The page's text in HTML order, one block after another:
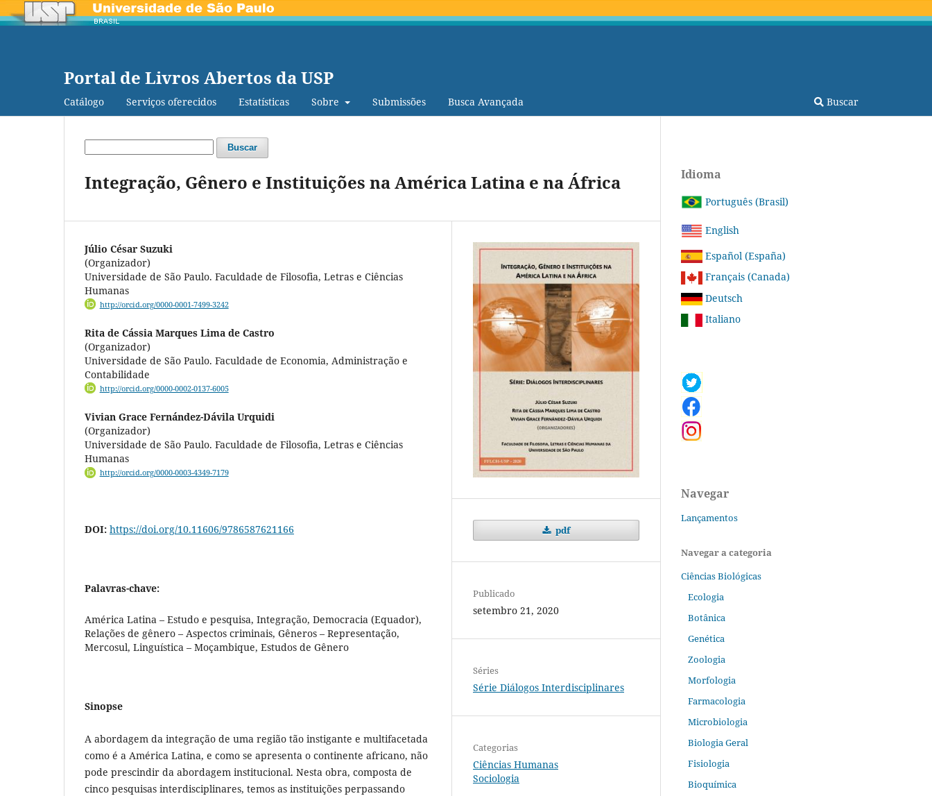
Portal de Livros Abertos da USP
Catálogo Serviços oferecidos Estatísticas Sobre Submissões Busca Avançada Buscar
Buscar
Integração, Gênero e Instituições na América Latina e na África
Júlio César Suzuki
(Organizador)
Universidade de São Paulo. Faculdade de Filosofia, Letras e Ciências
Humanas
http://orcid.org/0000-0001-7499-3242
Rita de Cássia Marques Lima de Castro
(Organizador)
Universidade de São Paulo. Faculdade de Economia, Administração e
Contabilidade
http://orcid.org/0000-0002-0137-6005
Vivian Grace Fernández-Dávila Urquidi
(Organizador)
Universidade de São Paulo. Faculdade de Filosofia, Letras e Ciências
Humanas
http://orcid.org/0000-0003-4349-7179
DOI: https://doi.org/10.11606/9786587621166
Palavras-chave:
América Latina – Estudo e pesquisa, Integração, Democracia (Equador),
Relações de gênero – Aspectos criminais, Gêneros – Representação,
Mercosul, Linguística – Moçambique, Estudos de Gênero
Sinopse
A abordagem da integração de uma região tão instigante e multifacetada
como é a América Latina, e como se apresenta o continente africano, não
pode prescindir da abordagem institucional. Nesta obra, composta de
cinco pesquisas interdisciplinares, temos as instituições perpassando
pdf
Publicado
setembro 21, 2020
Séries
Série Diálogos Interdisciplinares
Categorias
Ciências Humanas
Sociologia
Idioma
Português (Brasil)
English
Español (España)
Français (Canada)
Deutsch
Italiano
Navegar
Lançamentos
Navegar a categoria
Ciências Biológicas
Ecologia
Botânica
Genética
Zoologia
Morfologia
Farmacologia
Microbiologia
Biologia Geral
Fisiologia
Bioquímica